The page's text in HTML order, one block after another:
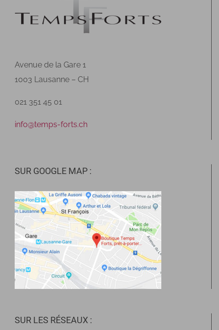
Avenue de la Gare 1
1003 Lausanne – CH
021 351 45 01
info@temps-forts.ch
SUR GOOGLE MAP :
SUR LES RÉSEAUX :